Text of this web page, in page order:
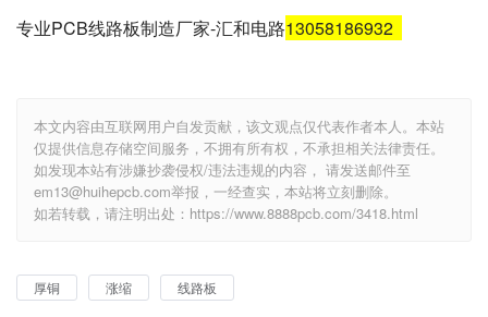
专业PCB线路板制造厂家-汇和电路13058186932
本文内容由互联网用户自发贡献，该文观点仅代表作者本人。本站
仅提供信息存储空间服务，不拥有所有权，不承担相关法律责任。
如发现本站有涉嫌抄袭侵权/违法违规的内容， 请发送邮件至
em13@huihepcb.com举报，一经查实，本站将立刻删除。
如若转载，请注明出处：https://www.8888pcb.com/3418.html
厚铜 涨缩 线路板